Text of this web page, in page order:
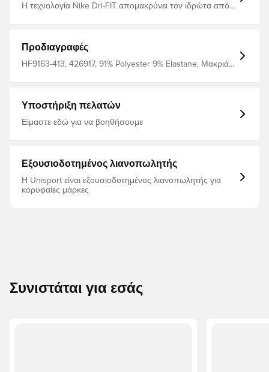
Η τεχνολογία Nike Dri-FIT απομακρύνει τον ιδρώτα από
κρατάτε τα μανίκια στη θέση τους ενώ κινείστε - Κορυφή
Προδιαγραφές
HF9163-413, 426917, 91% Polyester 9% Elastane, Μακριά
Υποστήριξη πελατών
Είμαστε εδώ για να βοηθήσουμε
Εξουσιοδοτημένος λιανοπωλητής
Η Unisport είναι εξουσιοδοτημένος λιανοπωλητής για
κορυφαίες μάρκες
Συνιστάται για εσάς